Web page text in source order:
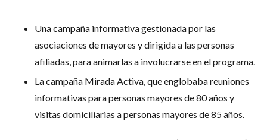
Una campaña informativa gestionada por las
asociaciones de mayores y dirigida a las personas
afiliadas, para animarlas a involucrarse en el programa.
La campaña Mirada Activa, que englobaba reuniones
informativas para personas mayores de 80 años y
visitas domiciliarias a personas mayores de 85 años.